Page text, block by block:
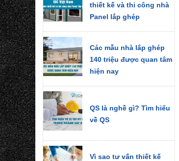
thiết kế và thi công nhà
Panel lắp ghép
Các mẫu nhà lắp ghép
140 triệu được quan tâm
hiện nay
QS là nghề gì? Tìm hiểu
về QS
Vì sao tư vấn thiết kế